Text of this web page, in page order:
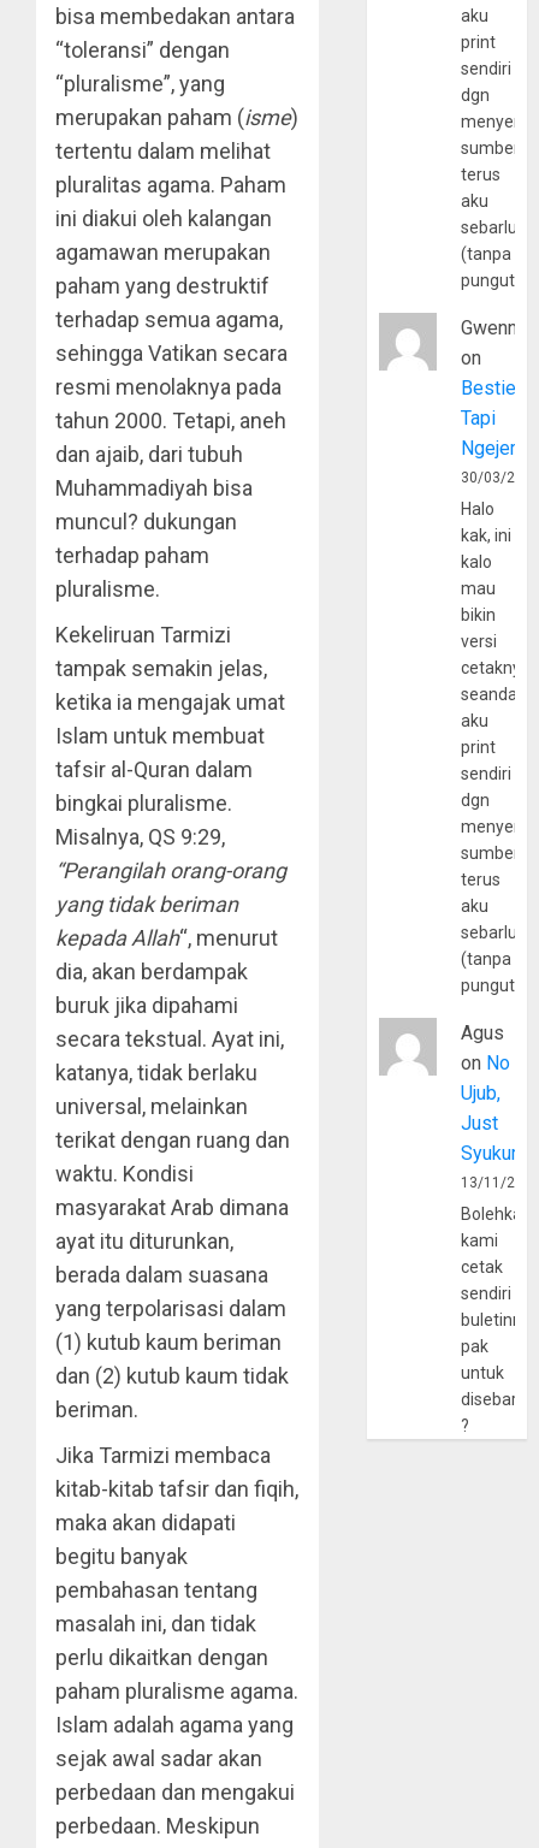
bisa membedakan antara
“toleransi” dengan
“pluralisme”, yang
merupakan paham (isme)
tertentu dalam melihat
pluralitas agama. Paham
ini diakui oleh kalangan
agamawan merupakan
paham yang destruktif
terhadap semua agama,
sehingga Vatikan secara
resmi menolaknya pada
tahun 2000. Tetapi, aneh
dan ajaib, dari tubuh
Muhammadiyah bisa
muncul? dukungan
terhadap paham
pluralisme.
Kekeliruan Tarmizi
tampak semakin jelas,
ketika ia mengajak umat
Islam untuk membuat
tafsir al-Quran dalam
bingkai pluralisme.
Misalnya, QS 9:29,
“Perangilah orang-orang
yang tidak beriman
kepada Allah“, menurut
dia, akan berdampak
buruk jika dipahami
secara tekstual. Ayat ini,
katanya, tidak berlaku
universal, melainkan
terikat dengan ruang dan
waktu. Kondisi
masyarakat Arab dimana
ayat itu diturunkan,
berada dalam suasana
yang terpolarisasi dalam
(1) kutub kaum beriman
dan (2) kutub kaum tidak
beriman.
Jika Tarmizi membaca
kitab-kitab tafsir dan fiqih,
maka akan didapati
begitu banyak
pembahasan tentang
masalah ini, dan tidak
perlu dikaitkan dengan
paham pluralisme agama.
Islam adalah agama yang
sejak awal sadar akan
perbedaan dan mengakui
perbedaan. Meskipun
aku
print
sendiri
dgn
sumber
terus
aku
(tanpa
Gwenny
on
Bestie
Tapi
30/03/
Halo
kak, ini
kalo
mau
bikin
versi
cetaknya
aku
print
sendiri
dgn
sumber
terus
aku
(tanpa
Agus
on No
Ujub,
Just
Syukur
13/11/
Bolehkah
kami
cetak
sendiri
pak
untuk
?